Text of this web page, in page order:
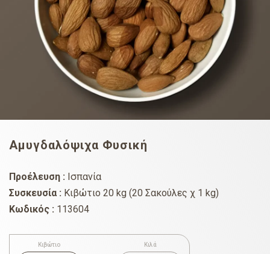
Αμυγδαλόψιχα Φυσική
Προέλευση : Ισπανία
Συσκευσία : Κιβώτιο 20 kg (20 Σακούλες χ 1 kg)
Κωδικός : 113604
Κιβώτιο Κιλά